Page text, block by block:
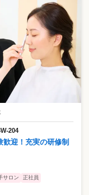
204
歓迎！充実の研修制
サロン
正社員